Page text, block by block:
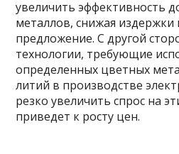
увеличить эффективность
металлов, снижая
предложение. С другой
технологии, требующие
определенных цветных
литий в производстве
резко увеличить спрос на
приведет к росту цен.